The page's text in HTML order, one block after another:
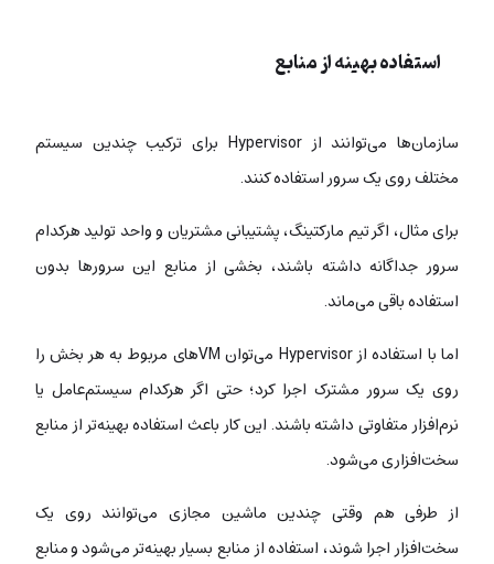
استفاده بهینه از منابع
سازمان‌ها می‌توانند از Hypervisor برای ترکیب چندین سیستم
مختلف روی یک سرور استفاده کنند.
برای مثال، اگر تیم مارکتینگ، پشتیبانی مشتریان و واحد تولید هرکدام
سرور جداگانه داشته باشند، بخشی از منابع این سرورها بدون
استفاده باقی می‌ماند.
اما با استفاده از Hypervisor می‌توان VMهای مربوط به هر بخش را
روی یک سرور مشترک اجرا کرد؛ حتی اگر هرکدام سیستم‌عامل یا
نرم‌افزار متفاوتی داشته باشند. این کار باعث استفاده بهینه‌تر از منابع
سخت‌افزاری می‌شود.
از طرفی هم وقتی چندین ماشین مجازی می‌توانند روی یک
سخت‌افزار اجرا شوند، استفاده از منابع بسیار بهینه‌تر می‌شود ومنابع